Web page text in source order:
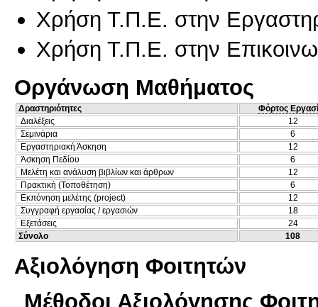
Χρήση Τ.Π.Ε. στην
Χρήση Τ.Π.Ε. στην
Οργάνωση Μαθήματος
Δραστηριότητες
Φόρτος
Διαλέξεις
12
Σεμινάρια
6
Εργαστηριακή Άσκηση
12
Άσκηση Πεδίου
6
Μελέτη και ανάλυση βιβλίων και άρθρων
12
Πρακτική (Τοποθέτηση)
6
Εκπόνηση μελέτης (project)
12
Συγγραφή εργασίας / εργασιών
18
Εξετάσεις
24
Σύνολο
108
Αξιολόγηση Φοιτητών
Μέθοδοι Αξιολόγησης